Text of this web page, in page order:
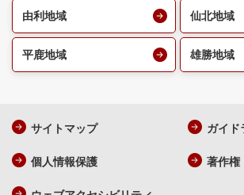
由利地域 仙北地域
平鹿地域 雄勝地域
サイトマップ ガイド
個人情報保護 著作権